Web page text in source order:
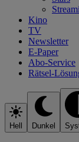
Kino
TV
Newsletter
E-Paper
Abo-Service
Rätsel-
Hell Dunkel